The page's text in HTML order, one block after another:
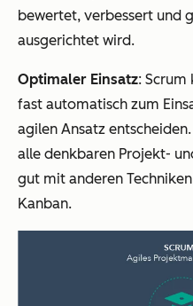
bewertet, verbessert und
ausgerichtet wird.
Optimaler Einsatz:
fast automatisch zum
agilen Ansatz
alle denkbaren Projekt-
gut mit anderen
Kanban.